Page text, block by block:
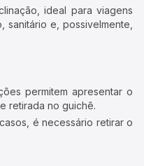
ideal para viagens
sanitário e, possivelmente,
permitem apresentar o
retirada no guichê.
é necessário retirar o